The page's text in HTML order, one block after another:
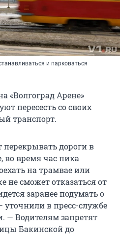
и парковаться
«Волгоград Арене»
пересесть со своих
транспорт.
дороги в
во время час пика
на трамвае или
не сможет отказаться от
заранее подумать о
уточнили в пресс-службе
— Водителям запретят
Бакинской до